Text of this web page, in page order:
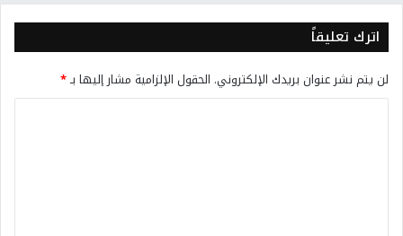
اترك تعليقاً
لن يتم نشر عنوان بريدك الإلكتروني. الحقول الإلزامية مشار إليها بـ*